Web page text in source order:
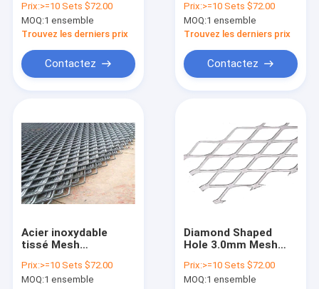
Des produits
Au sujet de nous
Visite d'usine
Demandez une citation
304 d'aquiculture
Prix:>=10 Sets $72.00
MOQ:1 ensemble
Trouvez les derniers prix
Contactez
pédale 0.5mm
Prix:>=10 Sets $72.00
MOQ:1 ensemble
Trouvez les derniers prix
Contactez
Acier inoxydable
tissé Mesh
architectural de bout
droit
Prix:>=10 Sets $72.00
MOQ:1 ensemble
Diamond Shaped
Hole 3.0mm Mesh
Wall en aluminium
décoratif
Prix:>=10 Sets $72.00
MOQ:1 ensemble